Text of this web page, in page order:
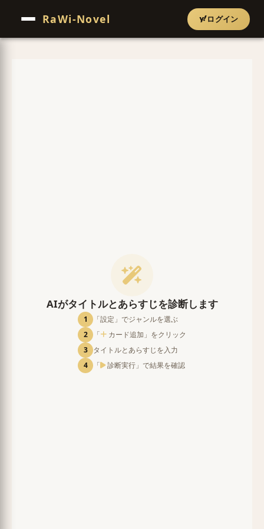
RaWi-Novel ログイン
AIがタイトルとあらすじを診断します
1
「設定」でジャンルを選ぶ
2
「
カード追加」をクリック
3
タイトルとあらすじを入力
4
「 診断実行」で結果を確認